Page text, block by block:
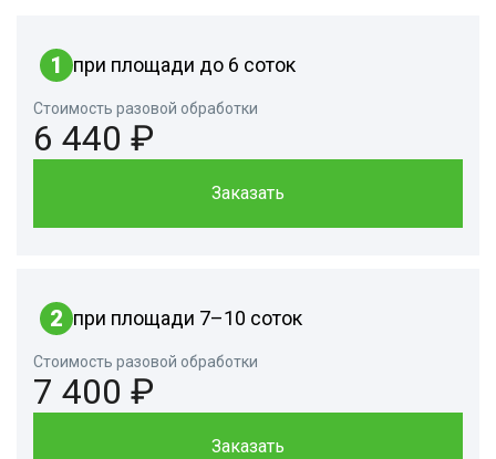
1 при площади до 6 соток
Стоимость разовой обработки
6 440 ₽
Заказать
2 при площади 7–10 соток
Стоимость разовой обработки
7 400 ₽
Заказать